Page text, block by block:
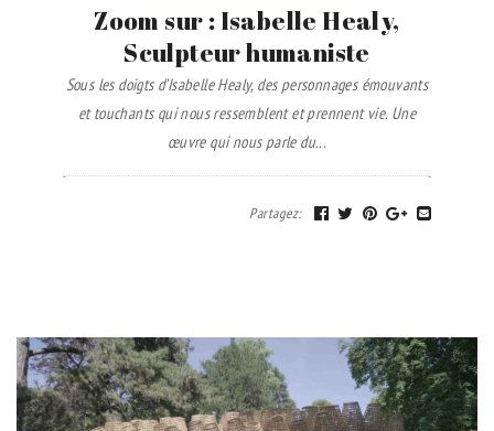
Zoom sur : Isabelle Healy,
Sculpteur humaniste
Sous les doigts d’Isabelle Healy, des personnages émouvants
et touchants qui nous ressemblent et prennent vie. Une
œuvre qui nous parle du...
Partagez: